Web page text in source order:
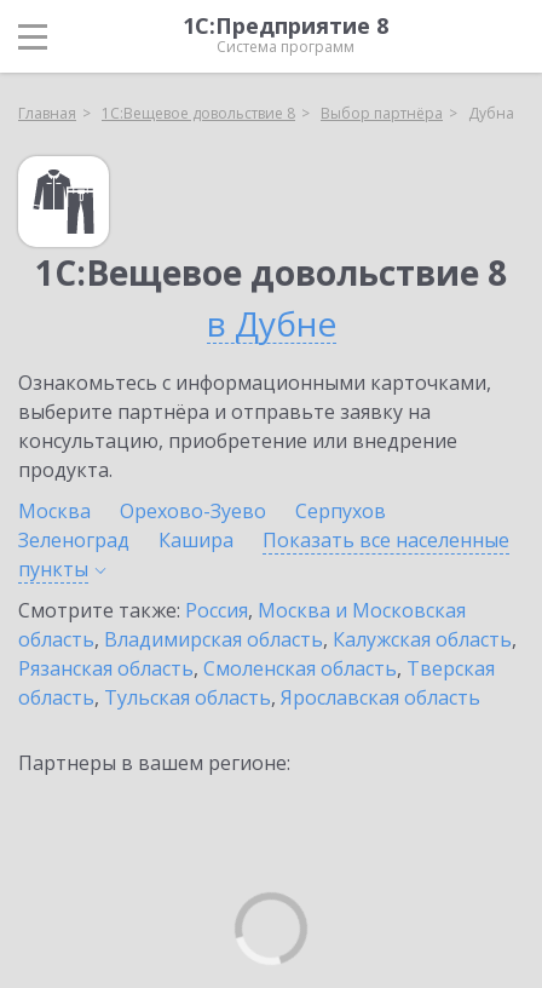
1С:Предприятие 8
Система программ
Главная 1С:Вещевое довольствие 8 Выбор партнёра Дубна
1С:Вещевое довольствие 8
в Дубне
Ознакомьтесь с информационными карточками,
выберите партнёра и отправьте заявку на
консультацию, приобретение или внедрение
продукта.
Москва
Орехово-Зуево
Серпухов
Зеленоград
Кашира
Показать все населенные
пункты
Смотрите также: Россия, Москва и Московская
область, Владимирская область, Калужская область,
Рязанская область, Смоленская область, Тверская
область, Тульская область, Ярославская область
Партнеры в вашем регионе: